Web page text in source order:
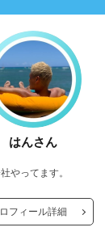
はんさん
やってます。
フィール詳細